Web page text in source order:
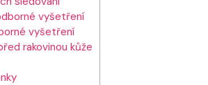
vyšetření
vyšetření
rakovinou kůže